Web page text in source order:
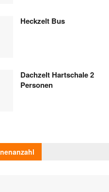
Heckzelt Bus
Dachzelt Hartschale 2
Personen